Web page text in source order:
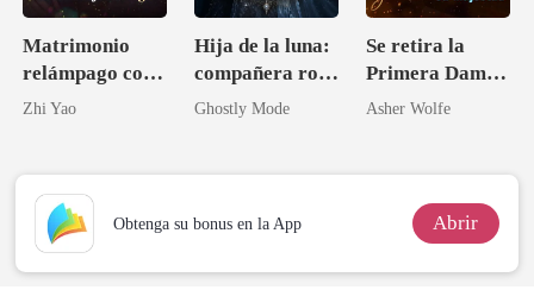
Matrimonio
relámpago con
el padre de mi
Zhi Yao
Hija de la luna:
compañera rota
del Alfa
Ghostly Mode
Se retira la
Primera Dama,
y entra Su
Asher Wolfe
Obtenga su bonus en la App Abrir